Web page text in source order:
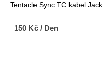
Tentacle Sync TC kabel Jack
150 Kč / Den